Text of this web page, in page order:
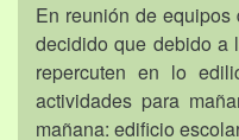
En reunión de
decidido que debido a
repercuten en lo
actividades para
mañana: edificio